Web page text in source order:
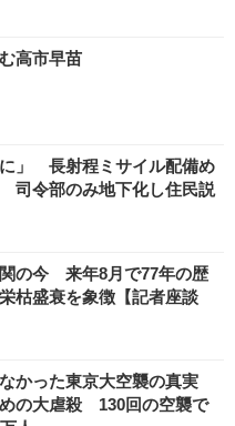
高市早苗
に」 長射程ミサイル配備め
司令部のみ地下化し住民説
の今 来年8月で77年の歴
枯盛衰を象徴【記者座談
かった東京大空襲の真実
の大虐殺 130回の空襲で